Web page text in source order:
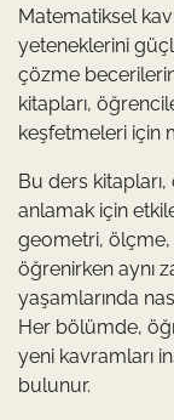
Matematiksel
yeteneklerini
çözme
kitapları,
keşfetmeleri için
Bu ders
anlamak için
geometri,
öğrenirken aynı
yaşamlarında
Her bölümde,
yeni kavramları
bulunur.